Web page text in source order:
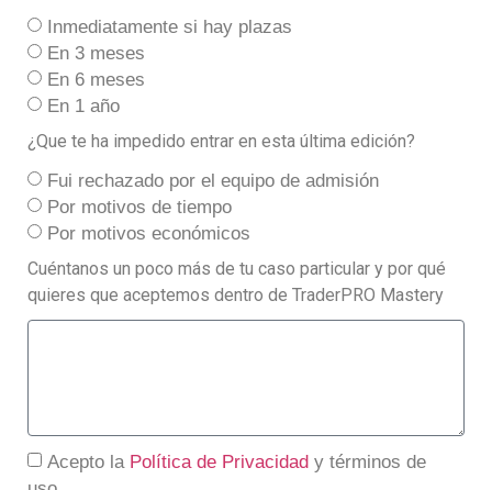
Inmediatamente si hay plazas
En 3 meses
En 6 meses
En 1 año
¿Que te ha impedido entrar en esta última edición?
Fui rechazado por el equipo de admisión
Por motivos de tiempo
Por motivos económicos
Cuéntanos un poco más de tu caso particular y por qué
quieres que aceptemos dentro de TraderPRO Mastery
Acepto la Política de Privacidad y términos de